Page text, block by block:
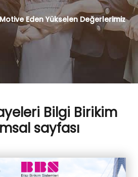
Motive Eden Yükselen Değerlerimiz
Bilgi Birikim
sayfası